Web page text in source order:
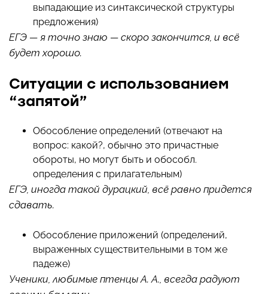
выпадающие из синтаксической структуры
предложения)
ЕГЭ — я точно знаю — скоро закончится, и всё
будет хорошо.
Ситуации с использованием
“запятой”
Обособление определений (отвечают на
вопрос: какой?, обычно это причастные
обороты, но могут быть и обособл.
определения с прилагательным)
ЕГЭ, иногда такой дурацкий, всё равно придется
сдавать.
Обособление приложений (определений,
выраженных существительными в том же
падеже)
Ученики, любимые птенцы А. А., всегда радуют